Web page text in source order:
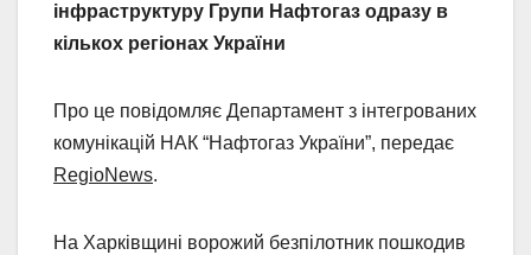
інфраструктуру Групи Нафтогаз одразу в
кількох регіонах України
Про це повідомляє Департамент з інтегрованих
комунікацій НАК “Нафтогаз України”, передає
RegioNews.
На Харківщині ворожий безпілотник пошкодив